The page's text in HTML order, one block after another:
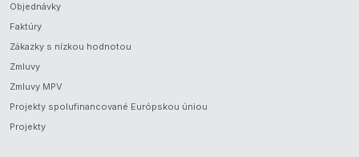
Objednávky
Faktúry
Zákazky s nízkou hodnotou
Zmluvy
Zmluvy MPV
Projekty spolufinancované Európskou úniou
Projekty